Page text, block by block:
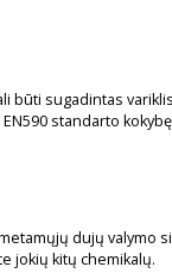
būti sugadintas
standarto
dujų valymo
jokių kitų chemikalų.